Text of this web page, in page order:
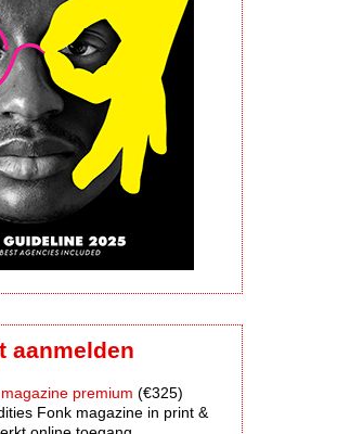
aanmelden
premium (€325)
Fonk magazine in print &